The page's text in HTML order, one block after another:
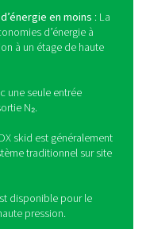
brasage
au niveau
PPNG DX